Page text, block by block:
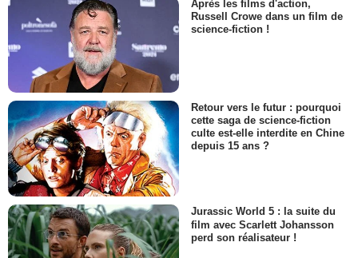
Après les films d'action,
Russell Crowe dans un film de
science-fiction !
Retour vers le futur : pourquoi
cette saga de science-fiction
culte est-elle interdite en Chine
depuis 15 ans ?
Jurassic World 5 : la suite du
film avec Scarlett Johansson
perd son réalisateur !